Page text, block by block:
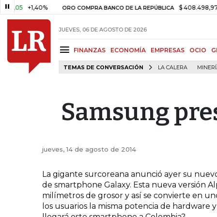
+1,40% ORO COMPRA BANCO DE LA REPÚBLICA $ 408.498,97 +$
JUEVES, 06 DE AGOSTO DE 2026
FINANZAS ECONOMÍA EMPRESAS OCIO
TEMAS DE CONVERSACIÓN LA CALERA
Samsung
jueves, 14 de agosto de 2014
La gigante surcoreana anunció ayer su
de smartphone Galaxy. Esta nueva versión
milímetros de grosor y así se convierte en
los usuarios la misma potencia de hardware